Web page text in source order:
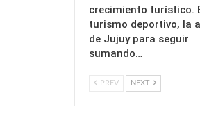
crecimiento turístico.
turismo deportivo, la
de Jujuy para seguir
sumando…
PREV NEXT